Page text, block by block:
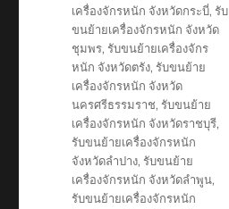
เครื่องจักรหนัก จังหวัดกระบี่,รับ
ขนย้ายเครื่องจักรหนัก จังหวัด
ชุมพร,รับขนย้ายเครื่องจักร
หนัก จังหวัดตรัง,รับขนย้าย
เครื่องจักรหนัก จังหวัด
นครศรีธรรมราช,รับขนย้าย
เครื่องจักรหนัก จังหวัดราชบุรี,
รับขนย้ายเครื่องจักรหนัก
จังหวัดลำปาง,รับขนย้าย
เครื่องจักรหนัก จังหวัดลำพูน,
รับขนย้ายเครื่องจักรหนัก